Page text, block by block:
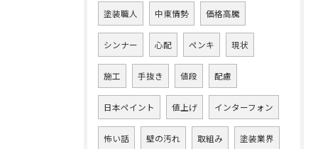
塗装職人 中東情勢 価格高騰
シンナー 心配 ペンキ 現状
施工 手抜き 値段 配慮
日本ペイント 値上げ インターフォン
怖い話 壁の汚れ 取組み 塗装業界